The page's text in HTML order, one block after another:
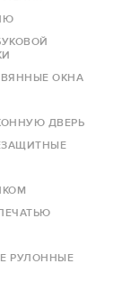
ОКНА
ДВЕРЬ
РУЛОННЫЕ